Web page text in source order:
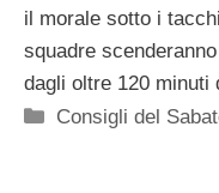
il morale sotto i
squadre
dagli oltre 120 minuti
Categorie
Consigli del